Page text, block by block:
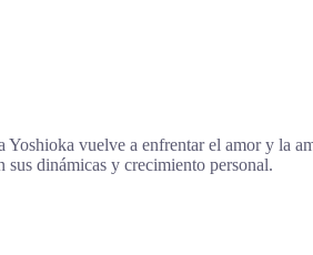
Yoshioka vuelve a enfrentar el amor y la
dinámicas y crecimiento personal.